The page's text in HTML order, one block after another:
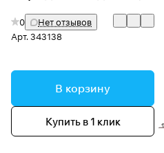
0
Нет отзывов
Арт.343138
В корзину
Купить в 1 клик